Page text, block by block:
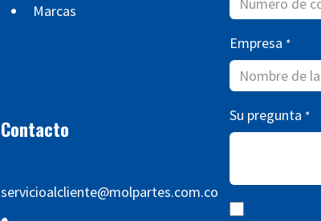
Marcas
Contacto
servicioalcliente@molpartes.com.co
Empresa *
Su pregunta *